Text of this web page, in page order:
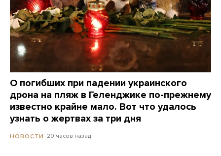
О погибших при падении украинского
дрона на пляж в Геленджике по-прежнему
известно крайне мало. Вот что удалось
узнать о жертвах за три дня
НОВОСТИ 20 часов назад